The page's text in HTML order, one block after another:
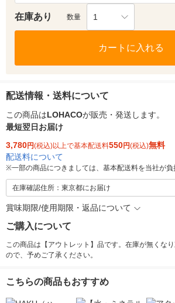
在庫あり 数量 1
カートに入れる
配送情報・送料について
この商品はLOHACOが販売・発送します。
最短翌日お届け
3,780円(税込)以上で基本配送料550円(税込)無料
配送料について
※一部の商品につきましては、基本配送料を当社が負
在庫確認住所：東京都にお届け
賞味期限/使用期限・返品について
ご購入について
この商品は【アウトレット】品です。在庫が無くな
ので、予めご了承ください。
こちらの商品もおすすめ